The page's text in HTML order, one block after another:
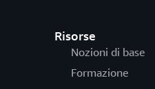
Risorse
Nozioni di base
Formazione